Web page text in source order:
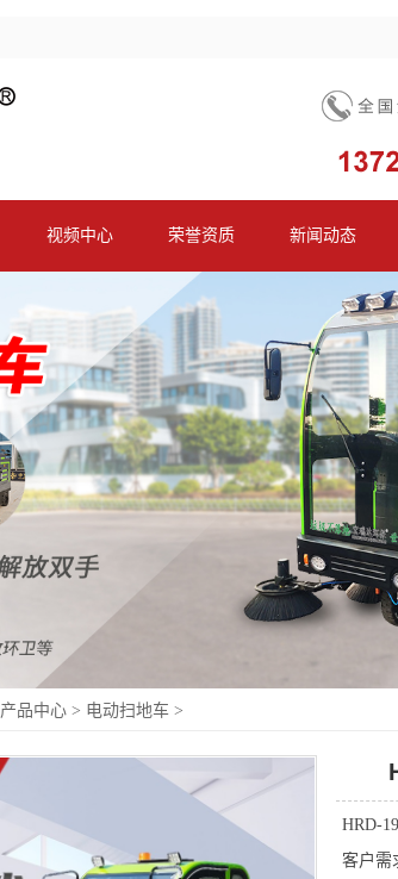
视频中心 荣誉资质 新闻动态
产品中心 > 电动扫地车 >
HRD-
客户需